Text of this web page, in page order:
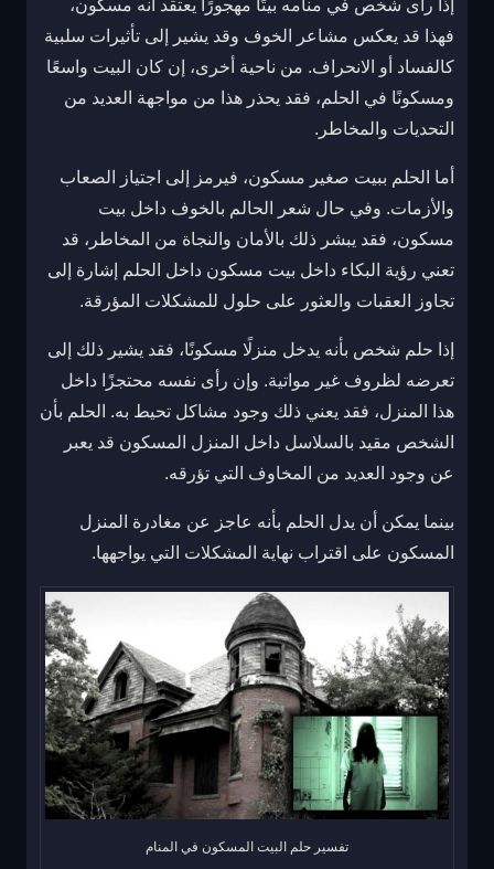
إذا رأى شخص في منامه بيتًا مهجورًا يعتقد أنه مسكون،
فهذا قد يعكس مشاعر الخوف وقد يشير إلى تأثيرات سلبية
كالفساد أو الانحراف. من ناحية أخرى، إن كان البيت واسعًا
ومسكونًا في الحلم، فقد يحذر هذا من مواجهة العديد من
التحديات والمخاطر.
أما الحلم ببيت صغير مسكون، فيرمز إلى اجتياز الصعاب
والأزمات. وفي حال شعر الحالم بالخوف داخل بيت
مسكون، فقد يبشر ذلك بالأمان والنجاة من المخاطر، قد
تعني رؤية البكاء داخل بيت مسكون داخل الحلم إشارة إلى
تجاوز العقبات والعثور على حلول للمشكلات المؤرقة.
إذا حلم شخص بأنه يدخل منزلًا مسكونًا، فقد يشير ذلك إلى
تعرضه لظروف غير مواتية. وإن رأى نفسه محتجزًا داخل
هذا المنزل، فقد يعني ذلك وجود مشاكل تحيط به. الحلم بأن
الشخص مقيد بالسلاسل داخل المنزل المسكون قد يعبر
عن وجود العديد من المخاوف التي تؤرقه.
بينما يمكن أن يدل الحلم بأنه عاجز عن مغادرة المنزل
المسكون على اقتراب نهاية المشكلات التي يواجهها.
تفسير حلم البيت المسكون في المنام